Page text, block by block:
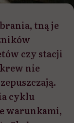
tną je
czy stacji
nie
cyklu
warunkami,